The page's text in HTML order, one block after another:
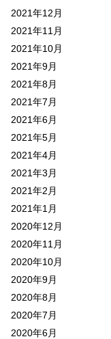
2021年12月
2021年11月
2021年10月
2021年9月
2021年8月
2021年7月
2021年6月
2021年5月
2021年4月
2021年3月
2021年2月
2021年1月
2020年12月
2020年11月
2020年10月
2020年9月
2020年8月
2020年7月
2020年6月